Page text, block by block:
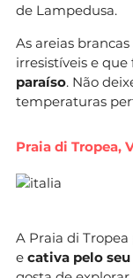
de Lampedusa.
As areias
irresistíveis e
paraíso. Não
temperaturas
Praia di Tropea,
A Praia di
e cativa pelo